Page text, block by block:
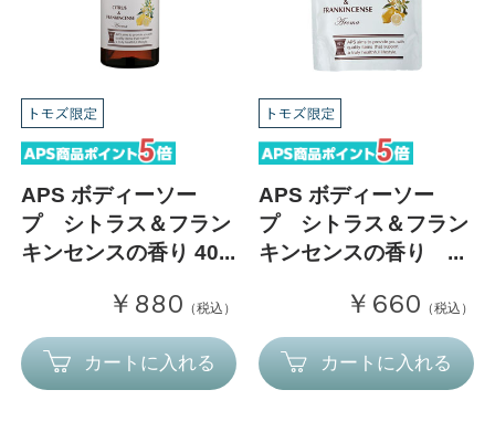
APS ボディーソー
プ シトラス＆フラン
キンセンスの香り 40...
￥880 （税込）
カートに入れる
APS ボディーソー
プ シトラス＆フラン
キンセンスの香り ...
￥660 （税込）
カートに入れる